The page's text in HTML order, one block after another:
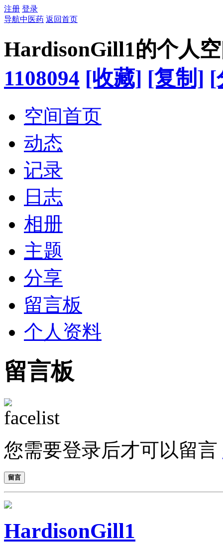
注册 登录
导航中医药 返回首页
HardisonGill1的个人
1108094 [收藏] [复制] [
空间首页
动态
记录
日志
相册
主题
分享
留言板
个人资料
留言板
您需要登录后才可以留言
留言
HardisonGill1